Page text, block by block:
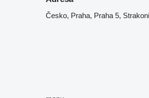
Česko, Praha, Praha 5,